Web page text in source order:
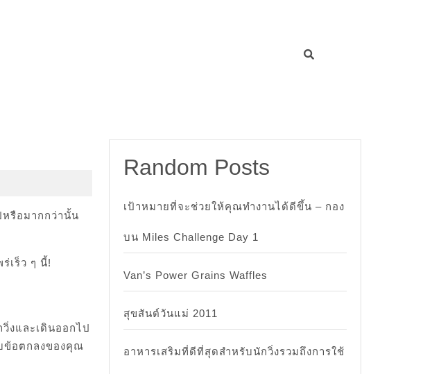
หรือมากกว่านั้น
เร็ว ๆ นี้!
งและเดินออกไป
ข้อตกลงของคุณ
Random Posts
เป้าหมายที่จะช่วยให้คุณทำงานได้ดีขึ้น – กอง
บน Miles Challenge Day 1
Van’s Power Grains Waffles
สุขสันต์วันแม่ 2011
อาหารเสริมที่ดีที่สุดสำหรับนักวิ่งรวมถึงการใช้